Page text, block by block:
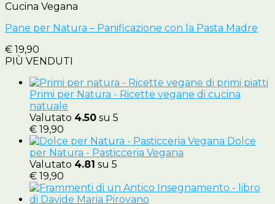
Cucina Vegana
Pane per Natura – Panificazione con la Pasta Madre
€ 19,90
PIÙ VENDUTI
Primi per Natura - Ricette vegane di cucina
natuale
Valutato 4.50 su 5
€ 19,90
Dolce
per Natura - Pasticceria Vegana
Valutato 4.81 su 5
€ 19,90